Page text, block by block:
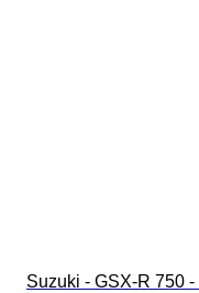
Suzuki - GSX-R 750 -